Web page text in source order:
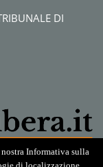
DI
Informativa sulla